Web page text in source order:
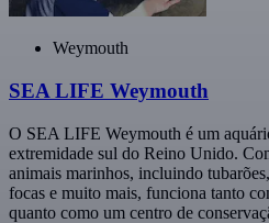
Weymouth
SEA LIFE Weymouth
O SEA LIFE Weymouth é um
extremidade sul do Reino Unido.
animais marinhos, incluindo
focas e muito mais, funciona tanto
quanto como um centro de